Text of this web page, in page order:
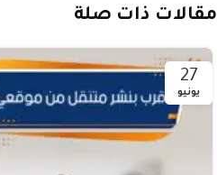
مقالات ذات صلة
27
يونيو